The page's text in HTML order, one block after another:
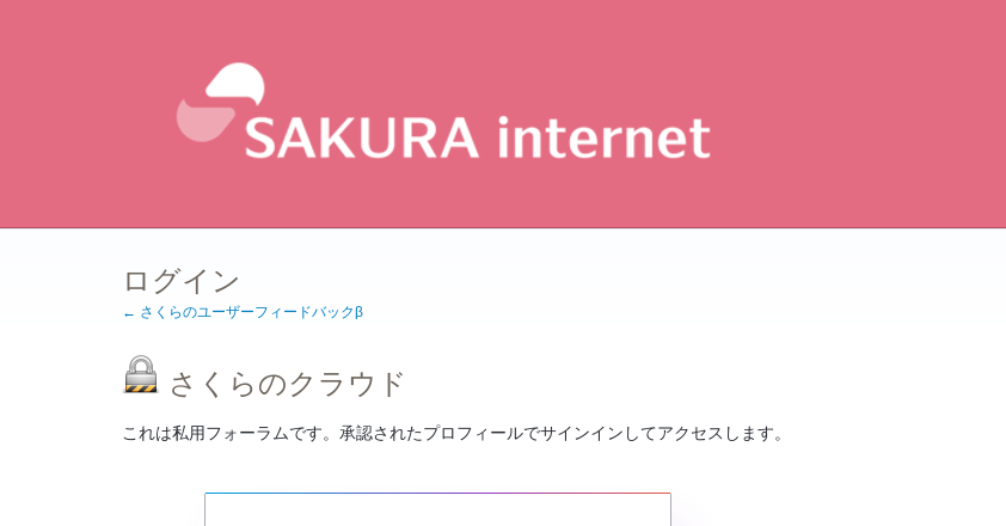
ログイン
← さくらのユーザーフィードバックβ
さくらのクラウド
これは私用フォーラムです。承認されたプロフィールでサインインしてアクセスします。